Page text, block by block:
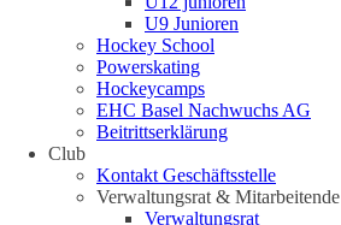
U9 Junioren
Hockey School
Powerskating
Hockeycamps
EHC Basel Nachwuchs AG
Beitrittserklärung
Club
Kontakt Geschäftsstelle
Verwaltungsrat & Mitarbeitende
Verwaltungsrat